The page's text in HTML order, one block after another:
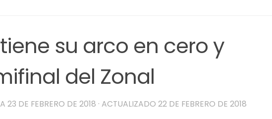
su arco en cero y
del Zonal
23 DE FEBRERO DE 2018 · ACTUALIZADO 22 DE FEBRERO DE 2018